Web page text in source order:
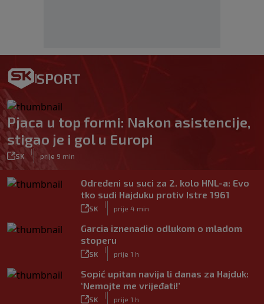
SPORT
Pjaca u top formi: Nakon asistencije,
stigao je i gol u Europi
SK
|
prije 9 min
Određeni su suci za 2. kolo HNL-a: Evo
tko sudi Hajduku protiv Istre 1961
SK
|
prije 4 min
Garcia iznenadio odlukom o mladom
stoperu
SK
|
prije 1 h
Sopić upitan navija li danas za Hajduk:
‘Nemojte me vrijeđati!’
SK
|
prije 1 h